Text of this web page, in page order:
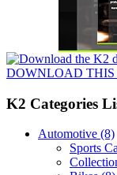
DOWNLOAD THIS
K2 Categories
Automotive (8)
Sports